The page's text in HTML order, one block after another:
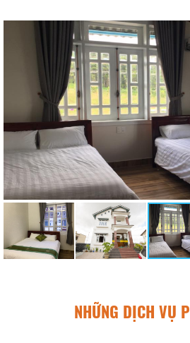
NHỮNG DỊCH VỤ